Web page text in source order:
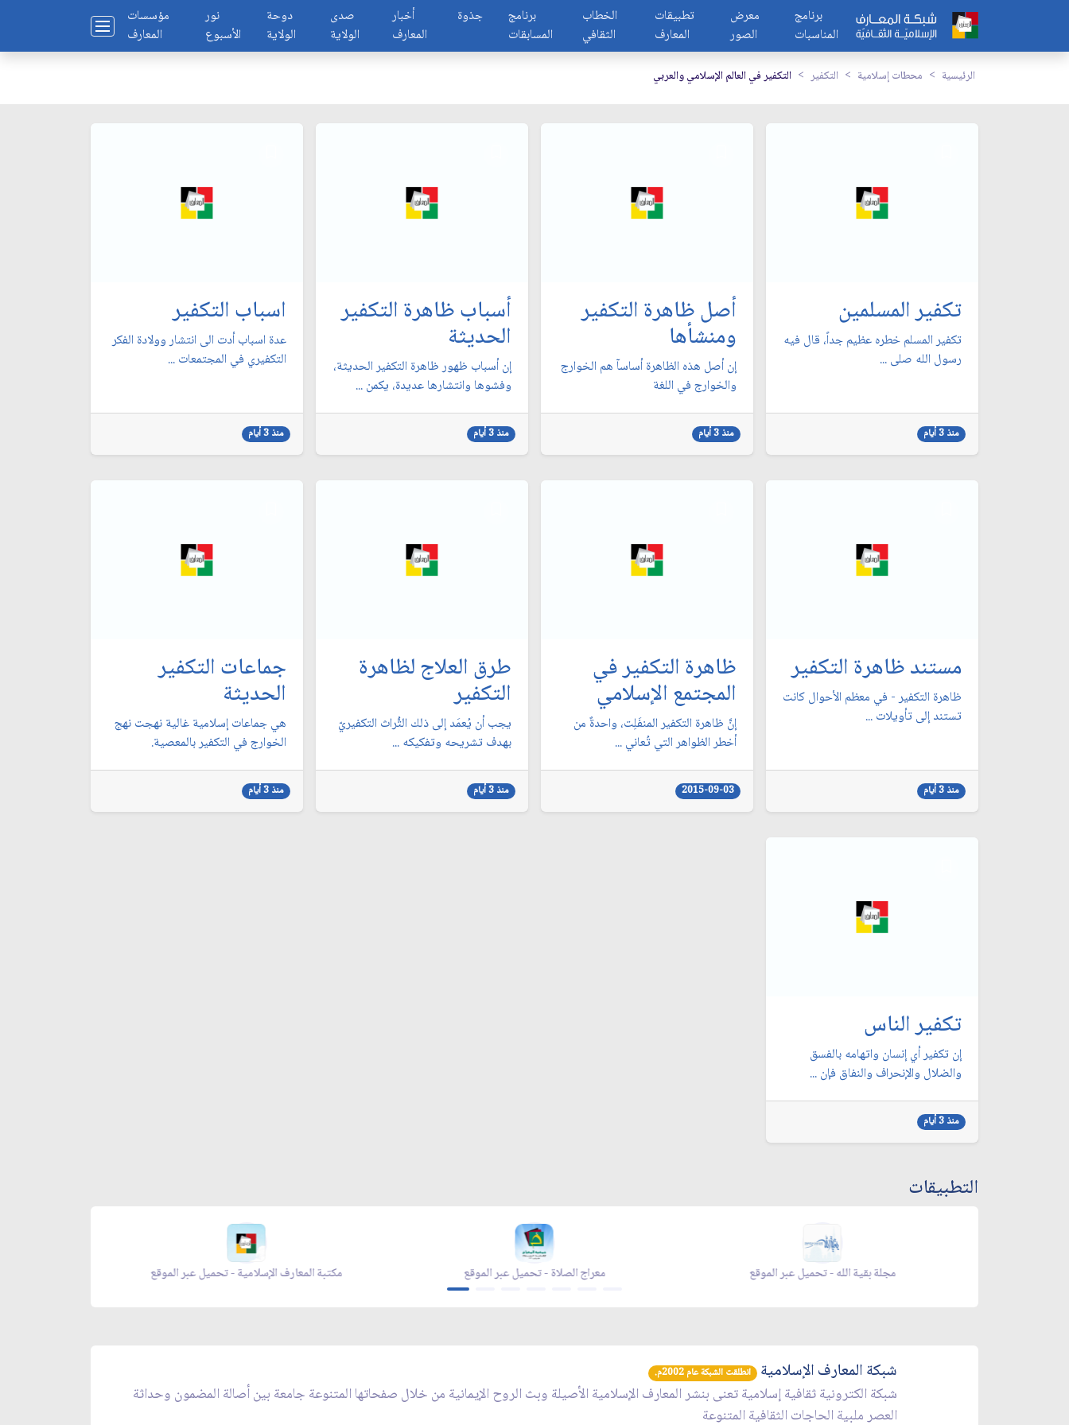
مؤسسات
المعارف
نور
الأسبوع
دوحة
الولاية
صدى
الولاية
أخبار
المعارف
جذوة
برنامج
المسابقات
الخطاب
الثقافي
تطبيقات
المعارف
معرض
الصور
برنامج
المناسبات
الرئيسية محطات إسلامية التكفير التكفير في العالم الإسلامي والعربي
تكفير المسلمين
تكفير المسلم خطره عظيم جداً، قال فيه
رسول الله صلى ...
منذ 3 أيام
أصل ظاهرة التكفير
ومنشأها
إن أصل هذه الظاهرة أساسآ هم الخوارج
والخوارج في اللغة
منذ 3 أيام
أسباب ظاهرة التكفير
الحديثة
إن أسباب ظهور ظاهرة التكفير الحديثة،
وفشوها وانتشارها عديدة، يكمن ...
منذ 3 أيام
اسباب التكفير
عدة اسباب أدت الى انتشار وولادة الفكر
التكفيري في المجتمعات ...
منذ 3 أيام
مستند ظاهرة التكفير
ظاهرة التكفير - في معظم الأحوال كانت
تستند إلى تأويلات ...
منذ 3 أيام
ظاهرة التكفير في
المجتمع الإسلامي
إنَّ ظاهرة التكفير المنفَلِت، واحدةٌ من
أخطر الظواهر التي تُعاني ...
2015-09-03
طرق العلاج لظاهرة
التكفير
يجب أن يُعمَد إلى ذلك التُّراث التكفيريّ
بهدف تشريحه وتفكيكه ...
منذ 3 أيام
جماعات التكفير
الحديثة
هي جماعات إسلامية غالية نهجت نهج
الخوارج في التكفير بالمعصية.
منذ 3 أيام
تكفير الناس
إن تكفير أي إنسان واتهامه بالفسق
والضلال والإنحراف والنفاق فإن ...
منذ 3 أيام
التطبيقات
مكتبة المعارف الإسلامية - تحميل عبر الموقع معراج الصلاة - تحميل عبر الموقع مجلة بقية الله - تحميل عبر الموقع
شبكة المعارف الإسلامية انطلقت الشبكة عام 2002م.
شبكة الكترونية ثقافية إسلامية تعنى بنشر المعارف الإسلامية الأصيلة وبث الروح الإيمانية من خلال صفحاتها المتنوعة جامعة بين أصالة المضمون وحداثة
العصر ملبية الحاجات الثقافية المتنوعة